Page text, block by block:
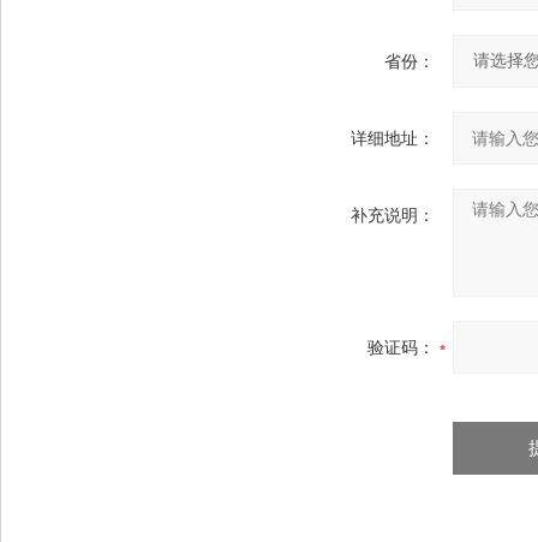
省份：
详细地址：
补充说明：
验证码：